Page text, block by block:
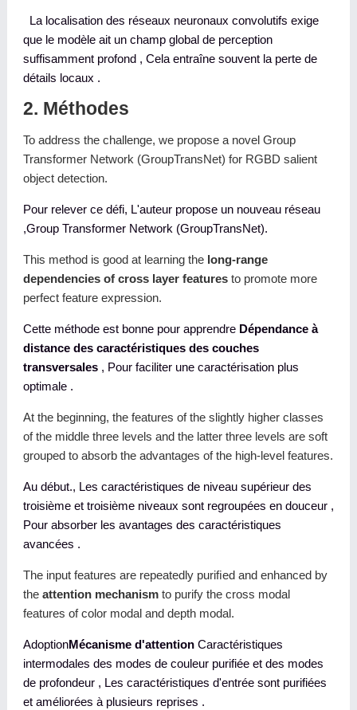
La localisation des réseaux neuronaux convolutifs exige
que le modèle ait un champ global de perception
suffisamment profond , Cela entraîne souvent la perte de
détails locaux .
2. Méthodes
To address the challenge, we propose a novel Group
Transformer Network (GroupTransNet) for RGBD salient
object detection.
Pour relever ce défi, L'auteur propose un nouveau réseau
,Group Transformer Network (GroupTransNet).
This method is good at learning thelong-range
dependencies of cross layer featuresto promote more
perfect feature expression.
Cette méthode est bonne pour apprendre Dépendance à
distance des caractéristiques des couches
transversales , Pour faciliter une caractérisation plus
optimale .
At the beginning, the features of the slightly higher classes
of the middle three levels and the latter three levels are soft
grouped to absorb the advantages of the high-level features.
Au début., Les caractéristiques de niveau supérieur des
troisième et troisième niveaux sont regroupées en douceur ,
Pour absorber les avantages des caractéristiques
avancées .
The input features are repeatedly puriﬁed and enhanced by
the attention mechanismto purify the cross modal
features of color modal and depth modal.
AdoptionMécanisme d'attentionCaractéristiques
intermodales des modes de couleur purifiée et des modes
de profondeur , Les caractéristiques d'entrée sont purifiées
et améliorées à plusieurs reprises .